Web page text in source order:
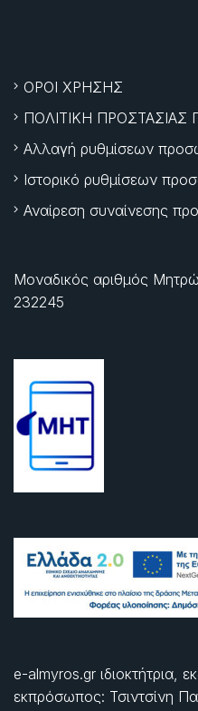
ΟΡΟΙ ΧΡΗΣΗΣ
ΠΟΛΙΤΙΚΗ
Αλλαγή ρυθμίσεων
Ιστορικό ρυθμίσεων
Αναίρεση συναίνεσης
Μοναδικός αριθμός
232245
e-almyros.gr ιδιοκτήτρια,
εκπρόσωπος: Τσιντσίνη